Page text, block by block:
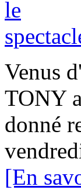
Venus
TONY
donné
[En